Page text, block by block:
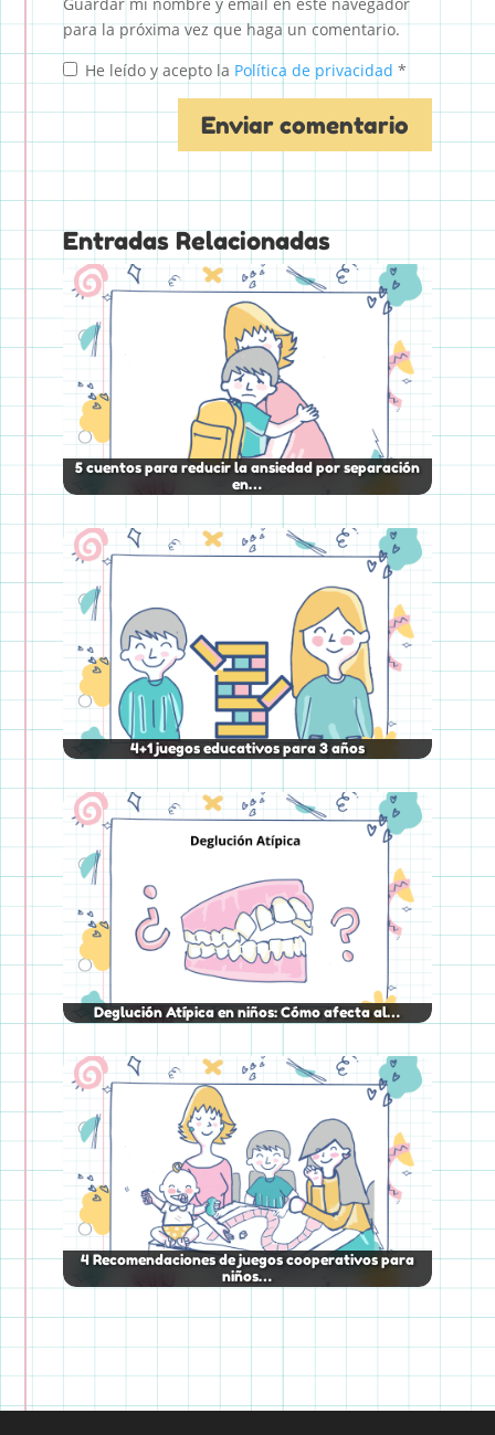
Guardar mi nombre y email en este navegador
para la próxima vez que haga un comentario.
He leído y acepto la Política de privacidad *
Entradas Relacionadas
5 cuentos para reducir la ansiedad por separación
en…
4+1 juegos educativos para 3 años
Deglución Atípica en niños: Cómo afecta al…
4 Recomendaciones de juegos cooperativos para
niños…